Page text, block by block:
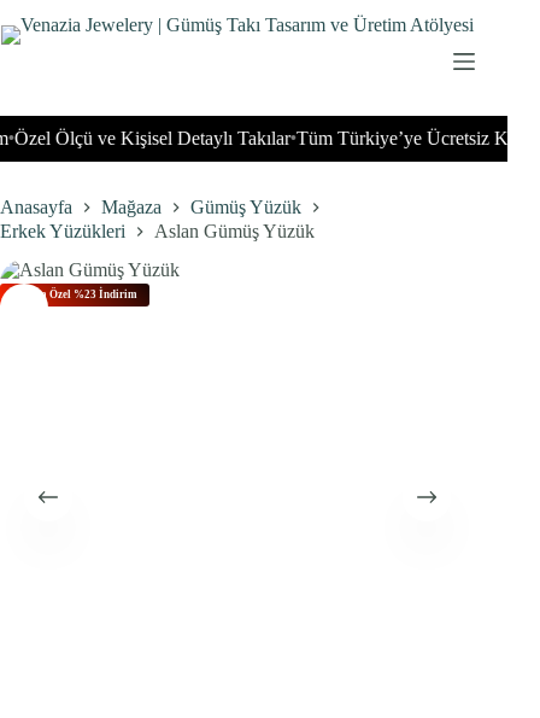
geç
Ölçü ve Kişisel Detaylı Takılar•Tüm Türkiye’ye Ücretsiz Kargo
Anasayfa Mağaza
Gümüş Yüzük
Erkek Yüzükleri
Aslan Gümüş Yüzük
Bu Aya Özel %23 İndirim